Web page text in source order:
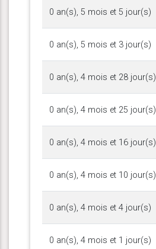
0 an(s), 5 mois et 5 jour(s)
0 an(s), 5 mois et 3 jour(s)
0 an(s), 4 mois et 28 jour(s)
0 an(s), 4 mois et 25 jour(s)
0 an(s), 4 mois et 16 jour(s)
0 an(s), 4 mois et 10 jour(s)
0 an(s), 4 mois et 4 jour(s)
0 an(s), 4 mois et 1 jour(s)